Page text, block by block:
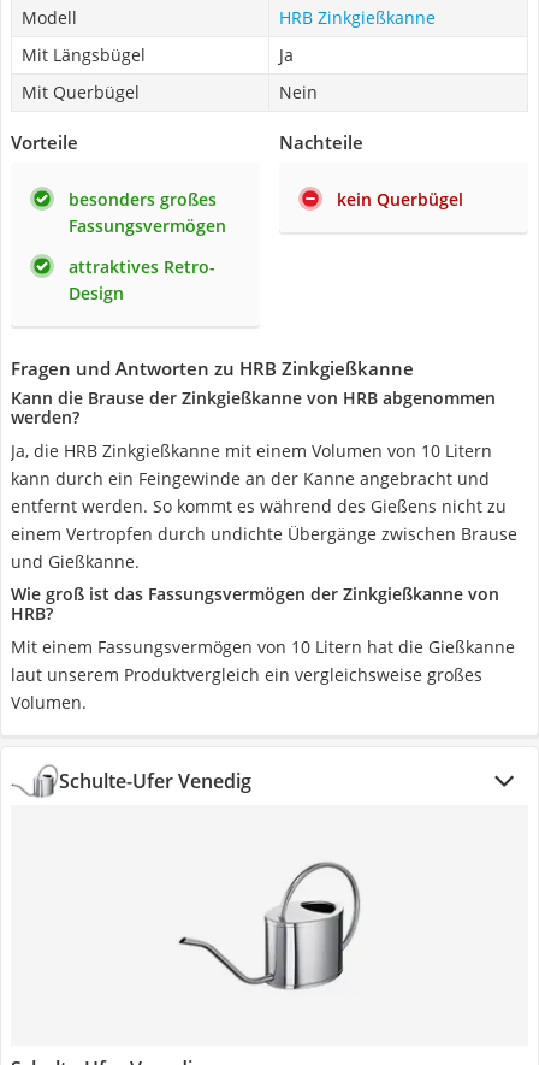
Modell
HRB Zinkgießkanne
Mit Längsbügel
Ja
Mit Querbügel
Nein
Vorteile
besonders großes
Fassungsvermögen
attraktives Retro-
Design
Nachteile
kein Querbügel
Fragen und Antworten zu HRB Zinkgießkanne
Kann die Brause der Zinkgießkanne von HRB abgenommen
werden?
Ja, die HRB Zinkgießkanne mit einem Volumen von 10 Litern
kann durch ein Feingewinde an der Kanne angebracht und
entfernt werden. So kommt es während des Gießens nicht zu
einem Vertropfen durch undichte Übergänge zwischen Brause
und Gießkanne.
Wie groß ist das Fassungsvermögen der Zinkgießkanne von
HRB?
Mit einem Fassungsvermögen von 10 Litern hat die Gießkanne
laut unserem Produktvergleich ein vergleichsweise großes
Volumen.
Schulte-Ufer Venedig